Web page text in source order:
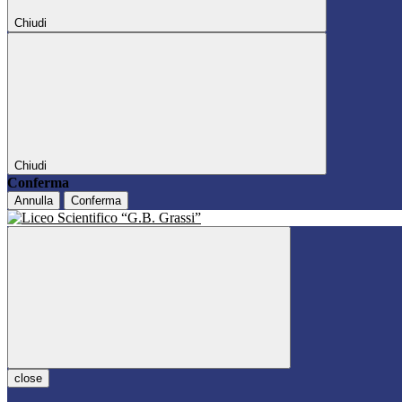
Chiudi
Chiudi
Conferma
Annulla Conferma
close